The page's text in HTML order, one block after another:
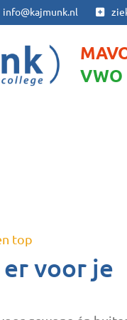
info@kajmunk.nl
VWO
top
voor je